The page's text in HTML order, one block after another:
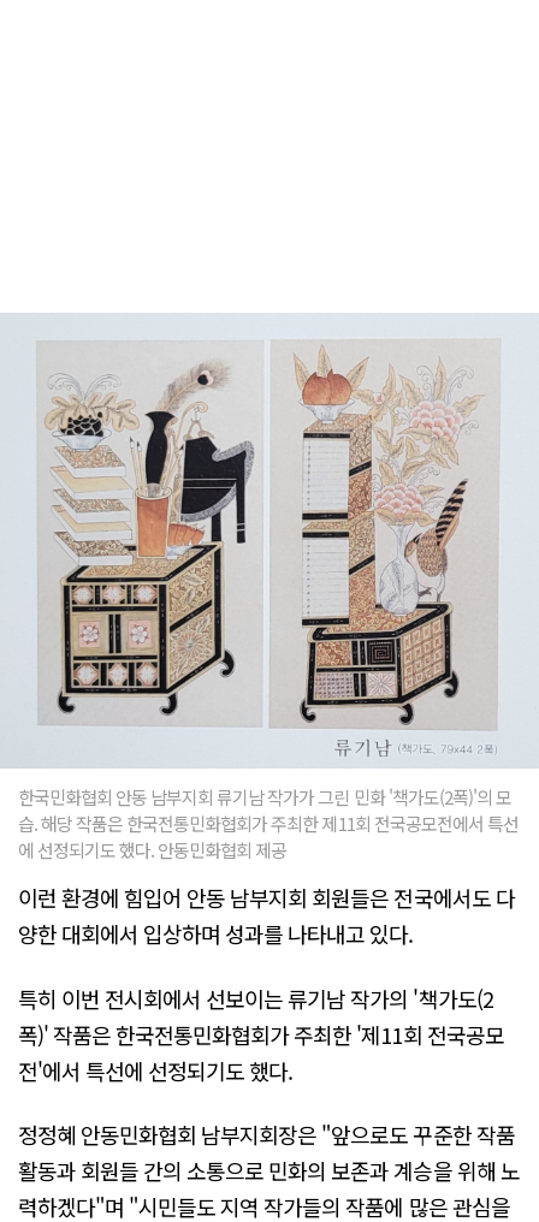
한국민화협회 안동 남부지회 류기남 작가가 그린 민화 '책가도(2폭)'의 모
습. 해당 작품은 한국전통민화협회가 주최한 제11회 전국공모전에서 특선
에 선정되기도 했다. 안동민화협회 제공
이런 환경에 힘입어 안동 남부지회 회원들은 전국에서도 다
양한 대회에서 입상하며 성과를 나타내고 있다.
특히 이번 전시회에서 선보이는 류기남 작가의 '책가도(2
폭)' 작품은 한국전통민화협회가 주최한 '제11회 전국공모
전'에서 특선에 선정되기도 했다.
정정혜 안동민화협회 남부지회장은 "앞으로도 꾸준한 작품
활동과 회원들 간의 소통으로 민화의 보존과 계승을 위해 노
력하겠다"며 "시민들도 지역 작가들의 작품에 많은 관심을